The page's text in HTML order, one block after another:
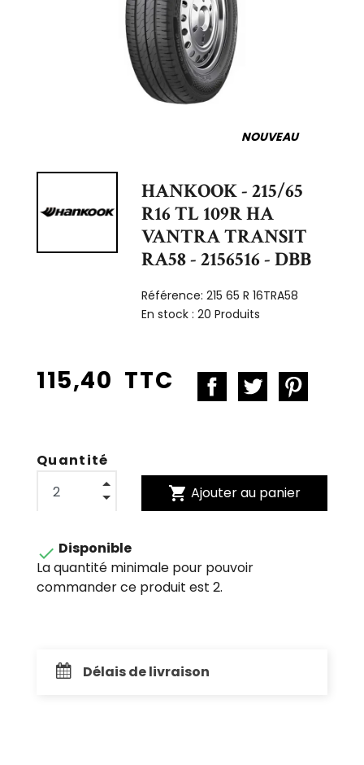
NOUVEAU
HANKOOK - 215/65
R16 TL 109R HA
VANTRA TRANSIT
RA58 - 2156516 - DBB
Référence:215 65 R 16TRA58
En stock :20 Produits
115,40 TTC
Quantité
shopping_cart Ajouter au panier
 Disponible
La quantité minimale pour pouvoir
commander ce produit est 2.
Délais de livraison